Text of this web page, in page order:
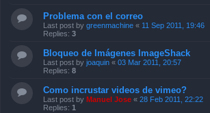
Problema con el correo
Last post by greenmachine « 11 Sep 2011, 19:46
Replies: 3
Bloqueo de Imágenes ImageShack
Last post by joaquin « 03 Mar 2011, 20:57
Replies: 8
Como incrustar videos de vimeo?
Last post by Manuel Jose « 28 Feb 2011, 22:22
Replies: 1